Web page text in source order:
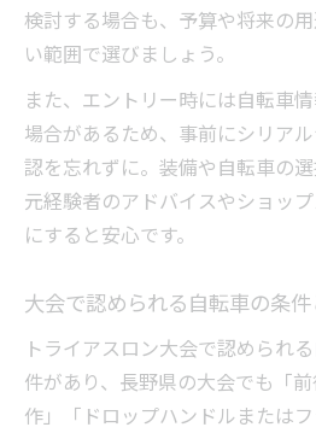
検討する場合も、予算や将来の
い範囲で選びましょう。
また、エントリー時には自転車
場合があるため、事前にシリア
認を忘れずに。装備や自転車の
元経験者のアドバイスやショッ
にすると安心です。
大会で認められる自転車の条
トライアスロン大会で認められ
件があり、長野県の大会でも「
作」「ドロップハンドルまたは